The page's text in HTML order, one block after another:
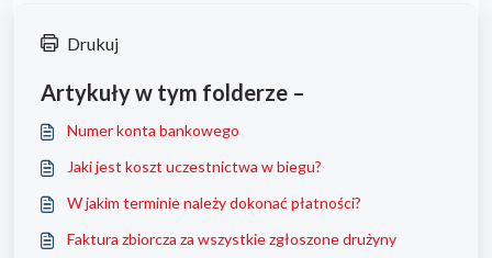
Drukuj
Artykuły w tym folderze –
Numer konta bankowego
Jaki jest koszt uczestnictwa w biegu?
W jakim terminie należy dokonać płatności?
Faktura zbiorcza za wszystkie zgłoszone drużyny